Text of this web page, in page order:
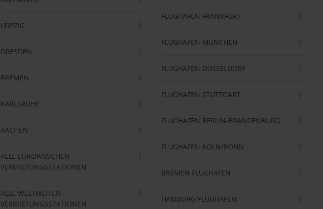
LEIPZIG
DRESDEN
BREMEN
KARLSRUHE
AACHEN
ALLE EUROPÄISCHEN
VERMIETUNGSSTATIONEN
ALLE WELTWEITEN
VERMIETUNGSSTATIONEN
FLUGHAFEN FRANKFURT
FLUGHAFEN MÜNCHEN
FLUGHAFEN DÜSSELDORF
FLUGHAFEN STUTTGART
FLUGHAFEN BERLIN-BRANDENBURG
FLUGHAFEN KÖLN/BONN
BREMEN FLUGHAFEN
HAMBURG FLUGHAFEN